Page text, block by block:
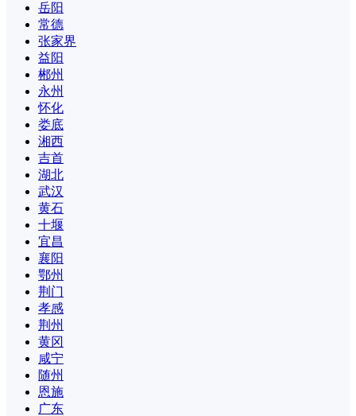
岳阳
常德
张家界
益阳
郴州
永州
怀化
娄底
湘西
吉首
湖北
武汉
黄石
十堰
宜昌
襄阳
鄂州
荆门
孝感
荆州
黄冈
咸宁
随州
恩施
广东